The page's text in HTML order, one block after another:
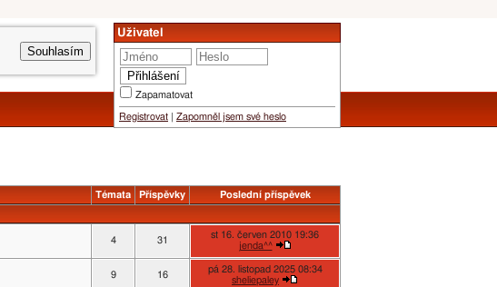
Souhlasím
Uživatel
Zapamatovat
Registrovat Zapomněl jsem své heslo
Témata Příspěvky
Poslední příspěvek
4 31
st 16. červen 2010 19:36
jenda^^
9 16
pá 28. listopad 2025 08:34
sheliepaley